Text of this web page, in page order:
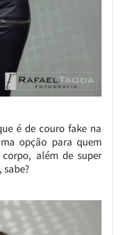
é de couro fake na
opção para quem
além de super